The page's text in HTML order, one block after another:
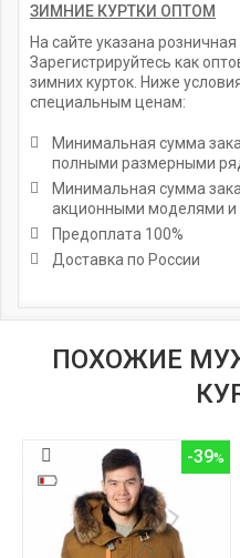
ЗИМНИЕ КУРТКИ ОПТОМ
На сайте указана
Зарегистрируйтесь как
зимних курток. Ниже
специальным ценам:
Минимальная сумма
полными размерными
Минимальная сумма
акционными моделями
Предоплата 100%
Доставка по России
ПОХОЖИЕ
-39